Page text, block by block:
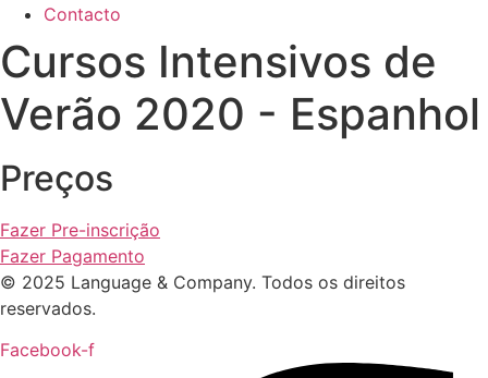
Contacto
Cursos Intensivos de
Verão 2020 - Espanhol
Preços
Fazer Pre-inscrição
Fazer Pagamento
© 2025 Language & Company. Todos os direitos
reservados.
Facebook-f